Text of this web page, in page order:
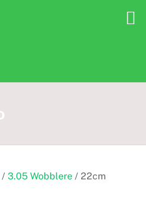
/ 3.05 Wobblere / 22cm